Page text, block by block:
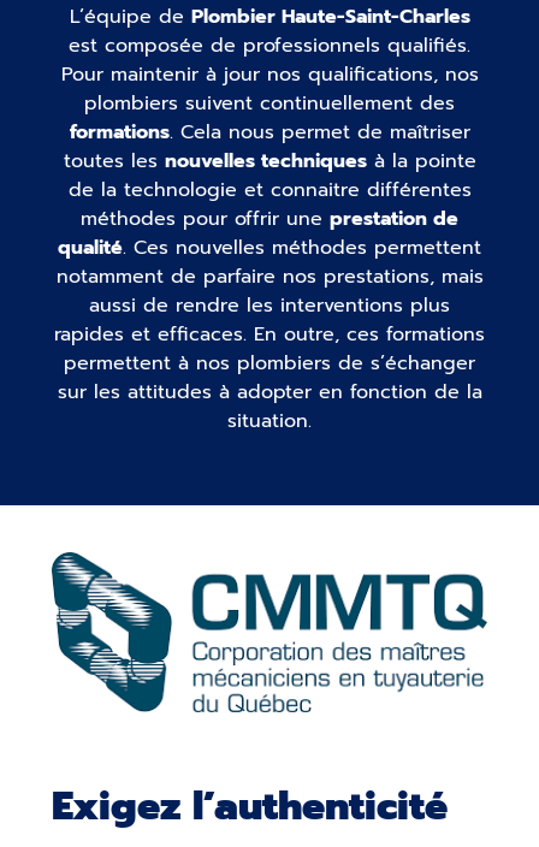
L’équipe de Plombier Haute-Saint-Charles
est composée de professionnels qualifiés.
Pour maintenir à jour nos qualifications, nos
plombiers suivent continuellement des
formations. Cela nous permet de maîtriser
toutes les nouvelles techniquesà la pointe
de la technologie et connaitre différentes
méthodes pour offrir une prestation de
qualité. Ces nouvelles méthodes permettent
notamment de parfaire nos prestations, mais
aussi de rendre les interventions plus
rapides et efficaces. En outre, ces formations
permettent à nos plombiers de s’échanger
sur les attitudes à adopter en fonction de la
situation.
Exigez l’authenticité